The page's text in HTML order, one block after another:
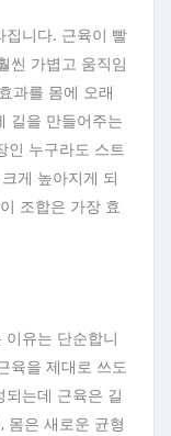
집니다. 근육이 빨
씬 가볍고 움직임
과를 몸에 오래
길을 만들어주는
인 누구라도 스트
게 높아지게 되
조합은 가장 효
유는 단순합니
육을 제대로 쓰도
는데 근육은 길
몸은 새로운 균형